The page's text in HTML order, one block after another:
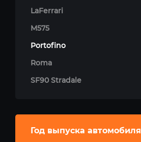
LaFerrari
M575
Portofino
Roma
SF90 Stradale
Год выпуска автомобиля